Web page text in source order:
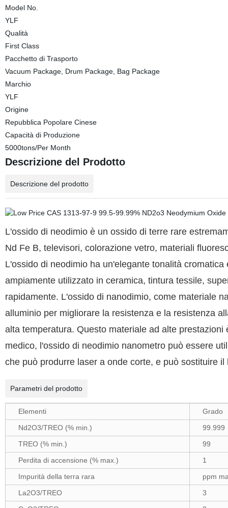
Model No.
YLF
Qualità
First Class
Pacchetto di Trasporto
Vacuum Package, Drum Package, Bag Package
Marchio
YLF
Origine
Repubblica Popolare Cinese
Capacità di Produzione
5000tons/Per Month
Descrizione del Prodotto
Descrizione del prodotto
L'ossido di neodimio è un ossido di terre rare
Nd Fe B, televisori, colorazione vetro, materiali
L'ossido di neodimio ha un'elegante tonalità
ampiamente utilizzato in ceramica, tintura tessile,
rapidamente. L'ossido di nanodimio, come materiale
alluminio per migliorare la resistenza e la resistenza
alta temperatura. Questo materiale ad alte
medico, l'ossido di neodimio nanometro può essere
che può produrre laser a onde corte, e può sostituire
Parametri del prodotto
Elementi
Grado
Nd2O3/TREO (% min.)
99.999
TREO (% min.)
99
Perdita di accensione (% max.)
1
Impurità della terra rara
ppm
La2O3/TREO
3